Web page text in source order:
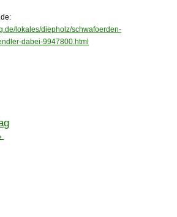
lokales/diepholz/schwafoerden-
dabei-9947800.html